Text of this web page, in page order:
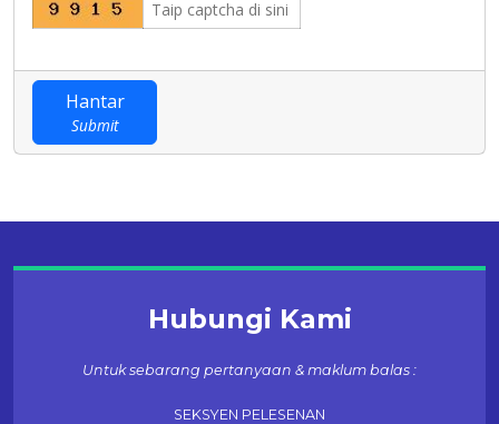
Hantar
Submit
Hubungi Kami
Untuk sebarang pertanyaan & maklum balas :
SEKSYEN PELESENAN